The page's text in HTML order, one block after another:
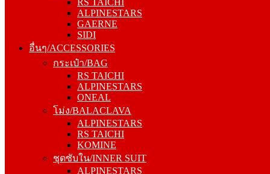
RS TAICHI
ALPINESTARS
GAERNE
SIDI
อื่นๆ/ACCESSORIES
กระเป๋า/BAG
RS TAICHI
ALPINESTARS
ONEAL
โม่ง/BALACLAVA
ALPINESTARS
RS TAICHI
KOMINE
ชุดซับใน/INNER SUIT
ALPINESTARS
GAERNE
SIDI
อื่นๆ/ACCESSORIES
กระเป๋า/BAG
RS TAICHI
ALPINESTARS
ONEAL
โม่ง/BALACLAVA
ALPINESTARS
RS TAICHI
KOMINE
ชุดซับใน/INNER SUIT
ALPINESTARS
RS TAICHI
KOMINE